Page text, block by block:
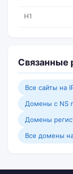
H1
Связанные
Все сайты на
Домены с NS
Домены
Все домены